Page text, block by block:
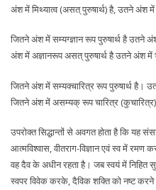
अंश में मिथ्यात्व (असत् पुरुषार्थ) है, उतने अंश में
जितने अंश में सम्यग्ज्ञान रूप पुरुषार्थ है उतने
अंश में अज्ञानरूप असत् पुरुषार्थ है उतने अंश में
जितने अंश में सम्यक्चारित्र रूप पुरुषार्थ है।
जितने अंश में असम्यक् रूप चारित्र
उपरोक्त सिद्धान्तों से अवगत होता है कि यह
आत्मविश्वास, वीतराग-विज्ञान एवं स्व में
वह दैव के अधीन रहता है। जब स्वयं में निहित
स्वपर विवेक करके, दैविक शक्ति को नष्ट